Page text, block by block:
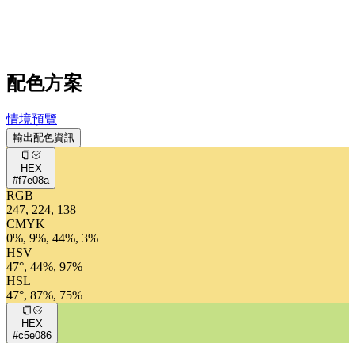
配色方案
情境預覽
輸出配色資訊
HEX
#f7e08a
RGB
247, 224, 138
CMYK
0%, 9%, 44%, 3%
HSV
47°, 44%, 97%
HSL
47°, 87%, 75%
HEX
#c5e086